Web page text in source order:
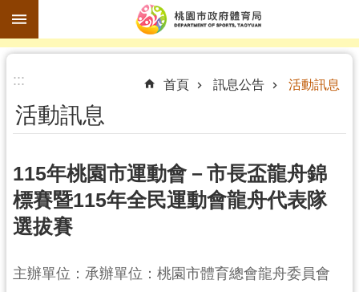
跳到主要內容區塊
進
搜
尋
訊
息
告
::: 首頁 訊息公告 活動訊息
活動訊息
115年桃園市運動會－市長盃龍舟錦
標賽暨115年全民運動會龍舟代表隊
選拔賽
主辦單位：承辦單位：桃園市體育總會龍舟委員會